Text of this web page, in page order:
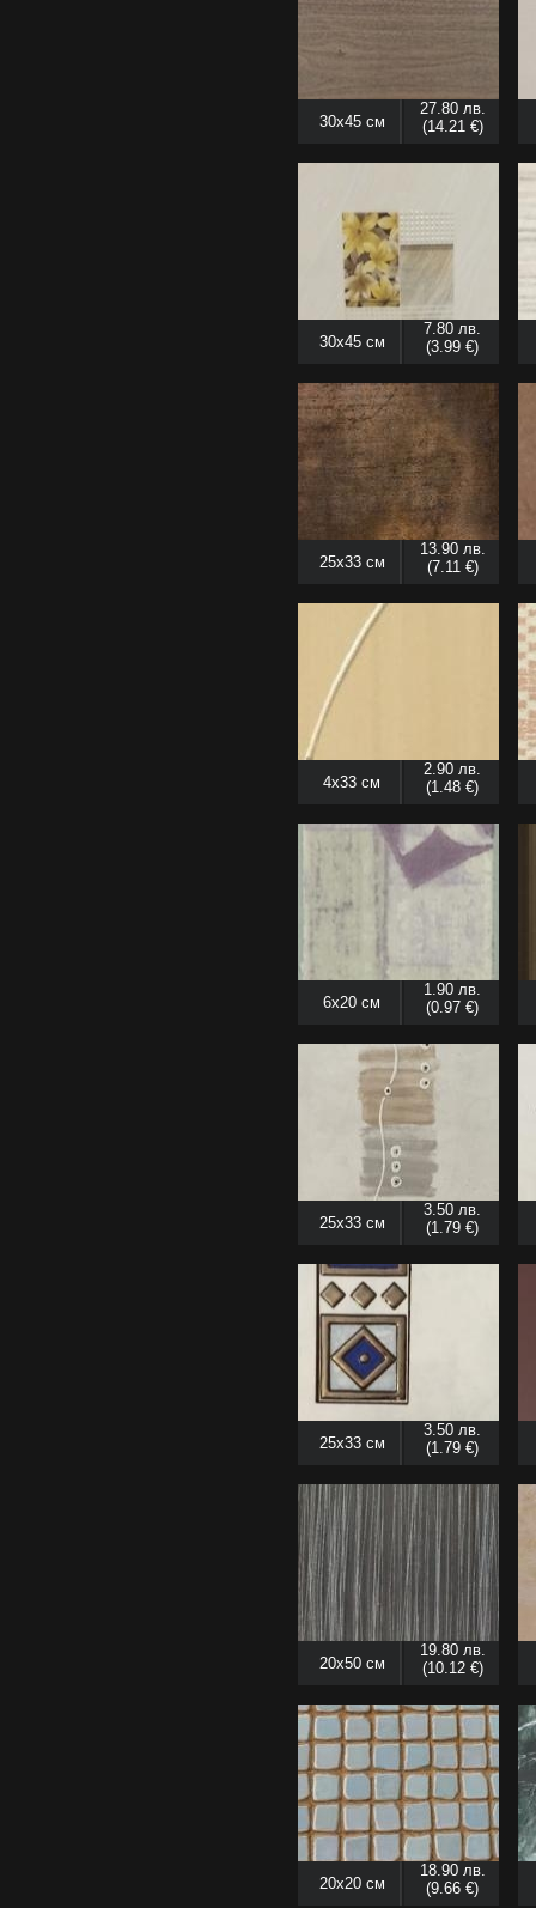
30x45 см
27.80 лв.
(14.21 €)
30x45 см
7.80 лв.
(3.99 €)
25x33 см
13.90 лв.
(7.11 €)
4x33 см
2.90 лв.
(1.48 €)
6x20 см
1.90 лв.
(0.97 €)
25x33 см
3.50 лв.
(1.79 €)
25x33 см
3.50 лв.
(1.79 €)
20x50 см
19.80 лв.
(10.12 €)
20x20 см
18.90 лв.
(9.66 €)